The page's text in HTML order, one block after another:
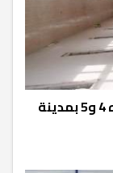
رضوان عبدالرشيد يتفقد محطتي المياه 4 و5 بمدينة